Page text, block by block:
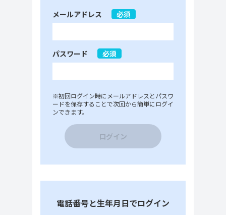
メールアドレス 必須
パスワード 必須
※初回ログイン時にメールアドレスとパスワ
ードを保存することで次回から簡単にログイ
ンできます。
ログイン
電話番号と生年月日でログイン